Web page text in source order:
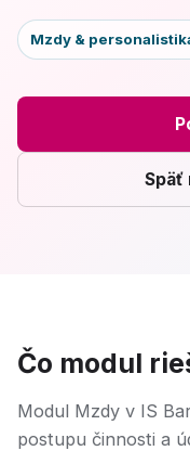
Mzdy &
Späť
Čo modul
Modul Mzdy v IS
postupu činnosti a